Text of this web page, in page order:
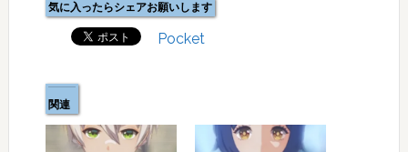
気に入ったらシェアお願いします
Pocket
関連